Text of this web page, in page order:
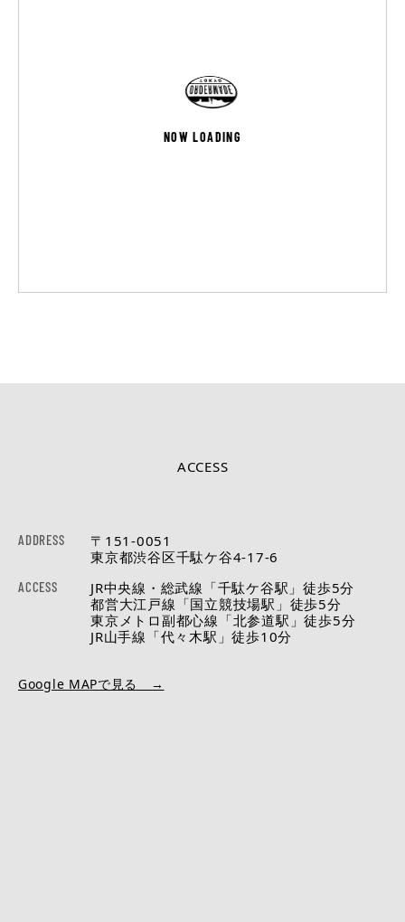
NOW LOADING
ACCESS
ADDRESS
〒151-0051
東京都渋谷区千駄ケ谷4-17-6
ACCESS
JR中央線・総武線「千駄ケ谷駅」徒歩5分
都営大江戸線「国立競技場駅」徒歩5分
東京メトロ副都心線「北参道駅」徒歩5分
JR山手線「代々木駅」徒歩10分
Google MAPで見る →